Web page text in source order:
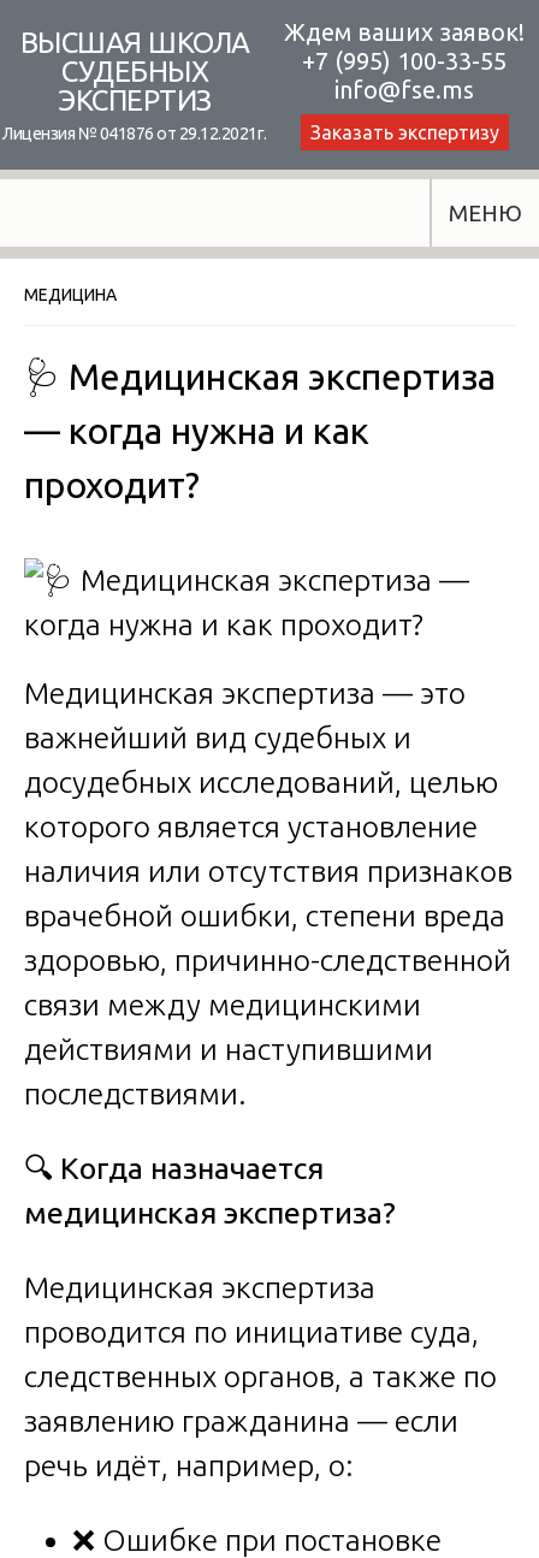
content
ВЫСШАЯ ШКОЛА
СУДЕБНЫХ
ЭКСПЕРТИЗ
Лицензия № 041876 от 29.12.2021г.
Ждем ваших заявок!
+7 (995) 100-33-55
info@fse.ms
Заказать экспертизу
МЕНЮ
МЕДИЦИНА
🩺 Медицинская экспертиза
— когда нужна и как
проходит?
Медицинская экспертиза — это
важнейший вид судебных и
досудебных исследований, целью
которого является установление
наличия или отсутствия признаков
врачебной ошибки, степени вреда
здоровью, причинно-следственной
связи между медицинскими
действиями и наступившими
последствиями.
🔍 Когда назначается
медицинская экспертиза?
Медицинская экспертиза
проводится по инициативе суда,
следственных органов, а также по
заявлению гражданина — если
речь идёт, например, о:
❌ Ошибке при постановке